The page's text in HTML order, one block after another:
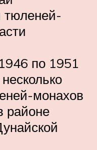
тюленей-
по 1951
монахов
районе